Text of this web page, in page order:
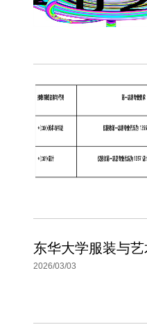
东华大学服装与
2026/03/03